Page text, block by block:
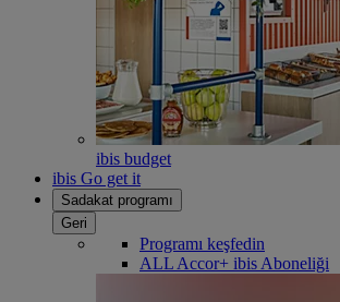
ibis budget
ibis Go get it
Sadakat programı
Geri
Programı keşfedin
ALL Accor+ ibis Aboneliği